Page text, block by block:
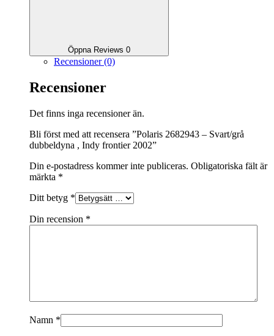
Öppna Reviews 0
Recensioner (0)
Recensioner
Det finns inga recensioner än.
Bli först med att recensera ”Polaris 2682943 – Svart/grå
dubbeldyna , Indy frontier 2002”
Din e-postadress kommer inte publiceras. Obligatoriska fält är
märkta *
Ditt betyg *
Din recension *
Namn *